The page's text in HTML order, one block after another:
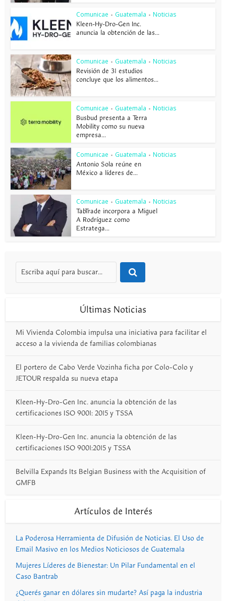
Comunicae • Guatemala • Noticias
Kleen-Hy-Dro-Gen Inc.
anuncia la obtención de las...
Comunicae • Guatemala • Noticias
Revisión de 31 estudios
concluye que los alimentos...
Comunicae • Guatemala • Noticias
Busbud presenta a Terra
Mobility como su nueva
empresa...
Comunicae • Guatemala • Noticias
Antonio Sola reúne en
México a líderes de...
Comunicae • Guatemala • Noticias
TabTrade incorpora a Miguel
A Rodríguez como
Estratega...
Últimas Noticias
Mi Vivienda Colombia impulsa una iniciativa para facilitar el
acceso a la vivienda de familias colombianas
El portero de Cabo Verde Vozinha ficha por Colo-Colo y
JETOUR respalda su nueva etapa
Kleen-Hy-Dro-Gen Inc. anuncia la obtención de las
certificaciones ISO 9001: 2015 y TSSA
Kleen-Hy-Dro-Gen Inc. anuncia la obtención de las
certificaciones ISO 9001:2015 y TSSA
Belvilla Expands Its Belgian Business with the Acquisition of
GMFB
Artículos de Interés
La Poderosa Herramienta de Difusión de Noticias. El Uso de
Email Masivo en los Medios Noticiosos de Guatemala
Mujeres Líderes de Bienestar: Un Pilar Fundamental en el
Caso Bantrab
¿Querés ganar en dólares sin mudarte? Así paga la industria